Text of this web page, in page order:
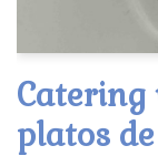
Catering
platos